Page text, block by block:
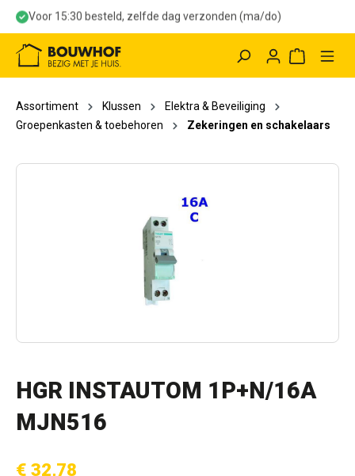
Voor 15:30 besteld, zelfde dag verzonden (ma/do)
Assortiment Klussen
Elektra & Beveiliging
Groepenkasten & toebehoren
Zekeringen en schakelaars
HGR INSTAUTOM 1P+N/16A
MJN516
€ 32,78